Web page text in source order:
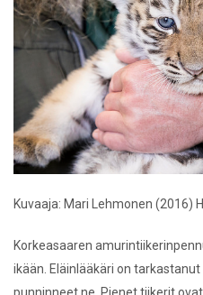
Kuvaaja: Mari Lehmonen (2016)
Korkeasaaren
ikään. Eläinlääkäri on